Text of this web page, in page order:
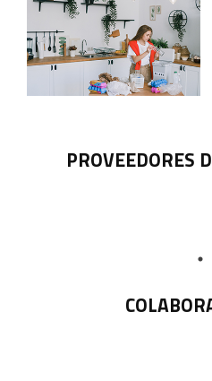
PROVEEDORES